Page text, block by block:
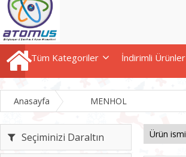
Tüm Kategoriler İndirimli Ürünler
Anasayfa MENHOL
Seçiminizi Daraltın